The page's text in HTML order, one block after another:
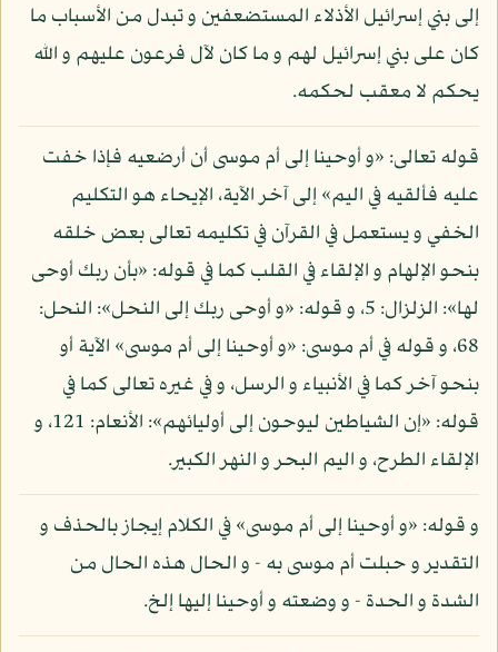
إلى بني إسرائيل الأذلاء المستضعفين و تبدل من الأسباب ما
كان على بني إسرائيل لهم و ما كان لآل فرعون عليهم و الله
يحكم لا معقب لحكمه.
قوله تعالى: «و أوحينا إلى أم موسى أن أرضعيه فإذا خفت
عليه فألقيه في اليم» إلى آخر الآية، الإيحاء هو التكليم
الخفي و يستعمل في القرآن في تكليمه تعالى بعض خلقه
بنحو الإلهام و الإلقاء في القلب كما في قوله: «بأن ربك أوحى
لها»: الزلزال: 5، و قوله: «و أوحى ربك إلى النحل»: النحل:
68، و قوله في أم موسى: «و أوحينا إلى أم موسى» الآية أو
بنحو آخر كما في الأنبياء و الرسل، و في غيره تعالى كما في
قوله: «إن الشياطين ليوحون إلى أوليائهم»: الأنعام: 121، و
الإلقاء الطرح، و اليم البحر و النهر الكبير.
و قوله: «و أوحينا إلى أم موسى» في الكلام إيجاز بالحذف و
التقدير و حبلت أم موسى به - و الحال هذه الحال من
الشدة و الحدة - و وضعته و أوحينا إليها إلخ.